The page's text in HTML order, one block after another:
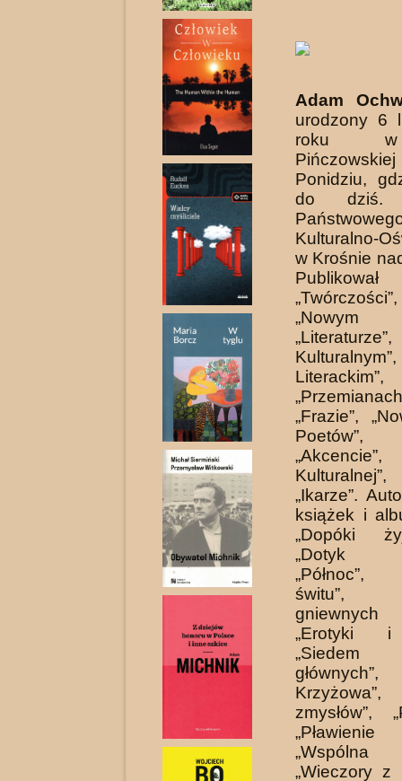
Adam
urodzony 6
roku w
Ponidziu,
do dziś.
Kulturalno-
w Krośnie
„Nowym
Literackim”,
„Frazie”,
Poetów”,
„Ikarze”.
książek i
„Dopóki
„Dotyk
„Północ”,
świtu”,
gniewnych
„Erotyki i
Krzyżowa”,
zmysłów”,
„Wspólna
„Wieczory z